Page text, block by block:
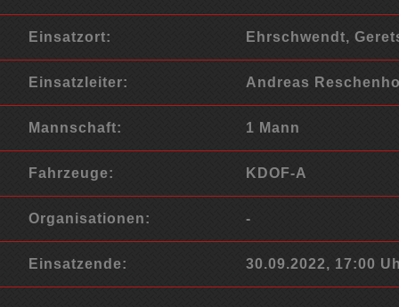
Einsatzort: Ehrschwendt,
Einsatzleiter: Andreas
Mannschaft: 1 Mann
Fahrzeuge: KDOF-A
Organisationen: -
Einsatzende: 30.09.2022, 17:00